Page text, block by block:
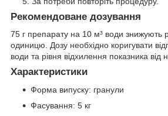
Рекомендоване дозування
75 г препарату на 10 м³ води знижують
одиницю. Дозу необхідно коригувати
води та рівня відхилення показника від
Характеристики
Форма випуску: гранули
Фасування: 5 кг